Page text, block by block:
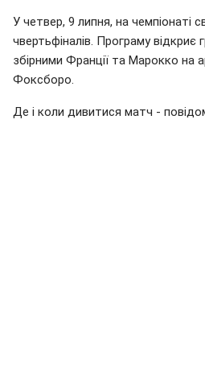
У четвер, 9 липня, на чемпіонаті
чвертьфіналів. Програму відкриє
збірними Франції та Марокко на
Фоксборо.
Де і коли дивитися матч -